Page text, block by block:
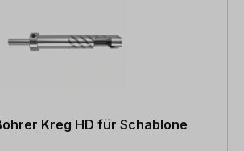
Kreg HD für Schablone